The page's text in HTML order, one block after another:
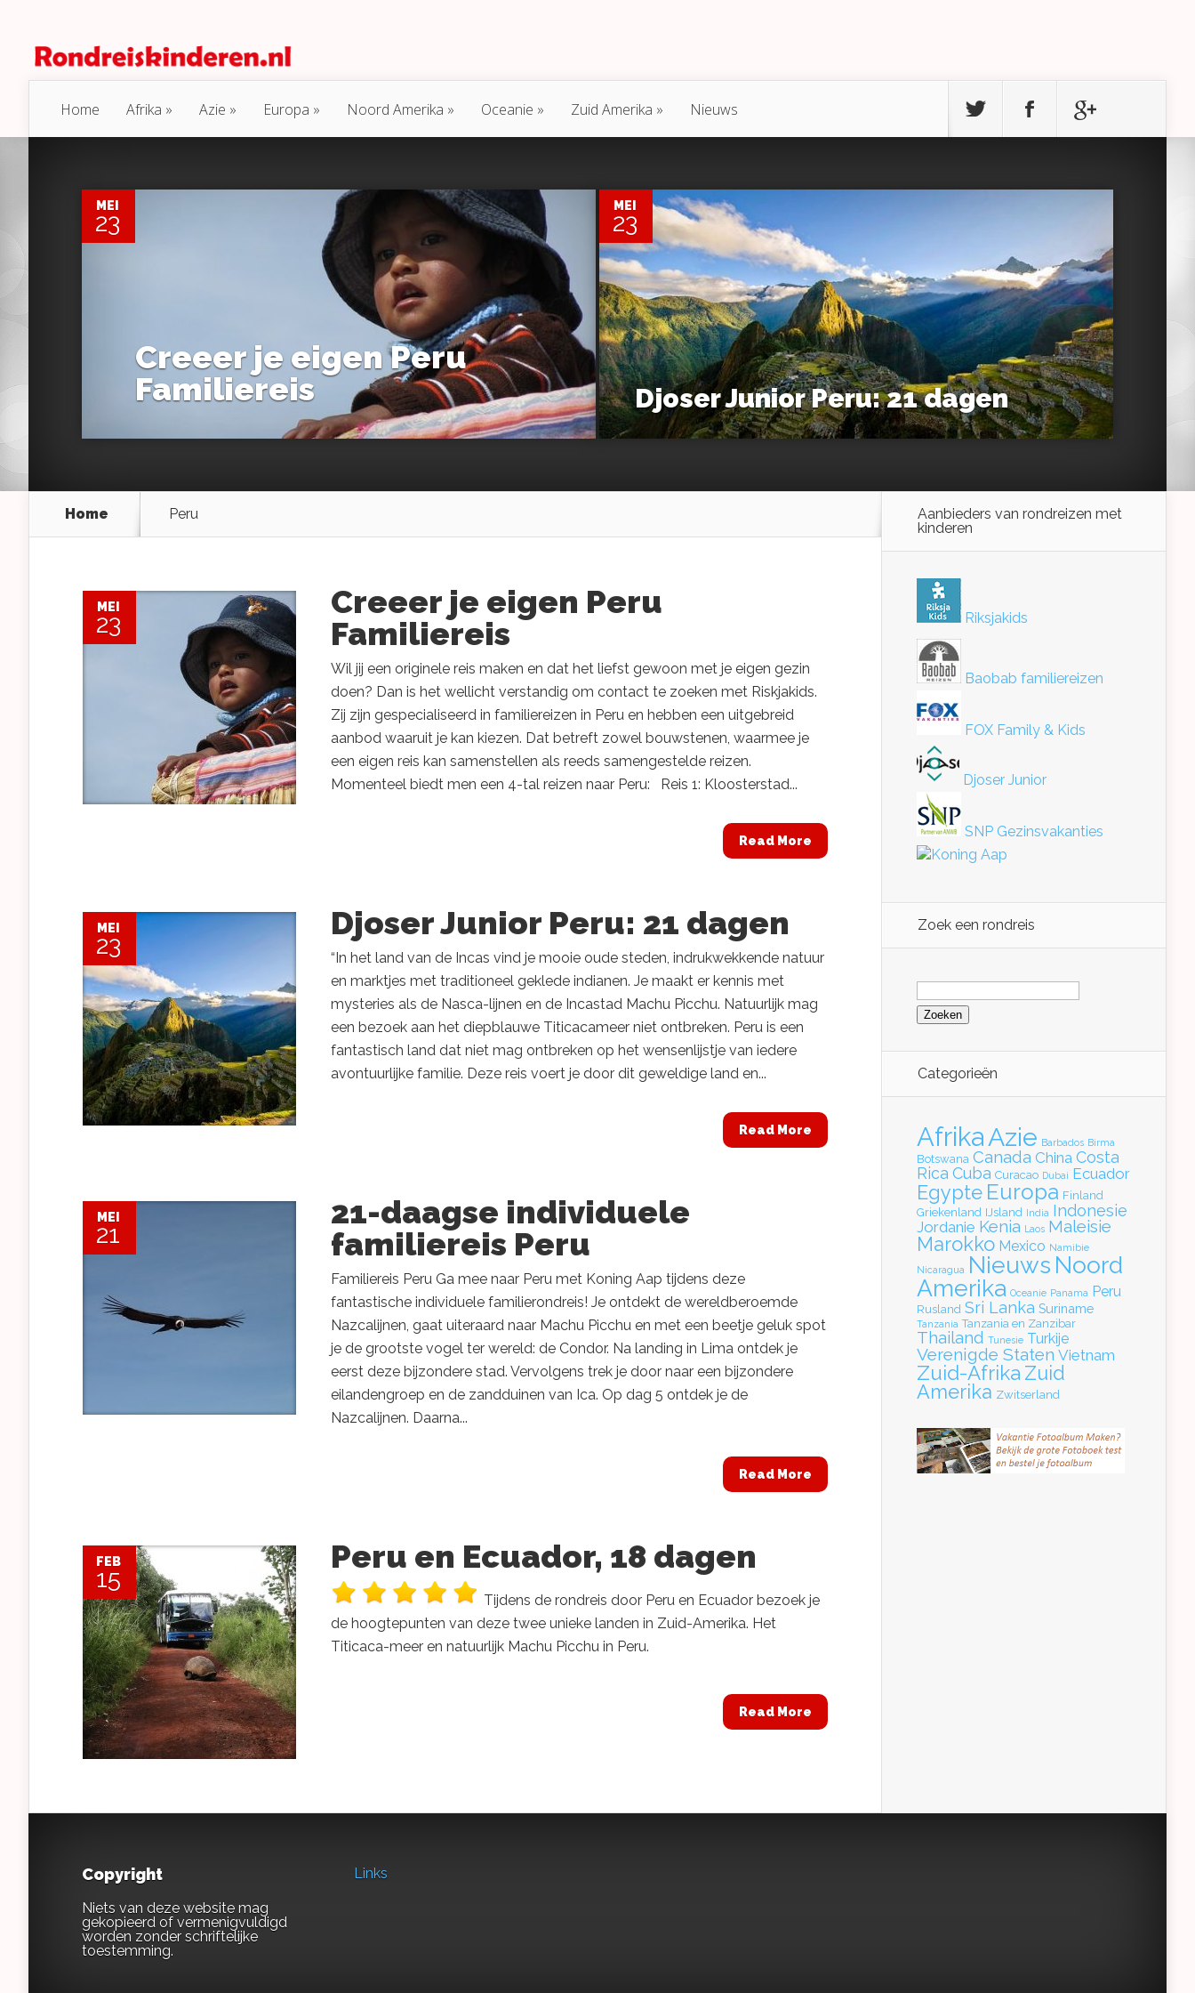
Home Afrika Azie Europa Noord Amerika Oceanie Zuid Amerika Nieuws
MEI
23
Creeer je eigen Peru
Familiereis
MEI
23
Djoser Junior Peru: 21 dagen
Home Peru
MEI
23
Creeer je eigen Peru
Familiereis
Wil jij een originele reis maken en dat het liefst gewoon met je eigen gezin
doen? Dan is het wellicht verstandig om contact te zoeken met Riskjakids.
Zij zijn gespecialiseerd in familiereizen in Peru en hebben een uitgebreid
aanbod waaruit je kan kiezen. Dat betreft zowel bouwstenen, waarmee je
een eigen reis kan samenstellen als reeds samengestelde reizen.
Momenteel biedt men een 4-tal reizen naar Peru: Reis 1: Kloosterstad...
Read More
MEI
23
Djoser Junior Peru: 21 dagen
“In het land van de Incas vind je mooie oude steden, indrukwekkende natuur
en marktjes met traditioneel geklede indianen. Je maakt er kennis met
mysteries als de Nasca-lijnen en de Incastad Machu Picchu. Natuurlijk mag
een bezoek aan het diepblauwe Titicacameer niet ontbreken. Peru is een
fantastisch land dat niet mag ontbreken op het wensenlijstje van iedere
avontuurlijke familie. Deze reis voert je door dit geweldige land en...
Read More
MEI
21
21-daagse individuele
familiereis Peru
Familiereis Peru Ga mee naar Peru met Koning Aap tijdens deze
fantastische individuele familierondreis! Je ontdekt de wereldberoemde
Nazcalijnen, gaat uiteraard naar Machu Picchu en met een beetje geluk spot
je de grootste vogel ter wereld: de Condor. Na landing in Lima ontdek je
eerst deze bijzondere stad. Vervolgens trek je door naar een bijzondere
eilandengroep en de zandduinen van Ica. Op dag 5 ontdek je de
Nazcalijnen. Daarna...
Read More
FEB
15
Peru en Ecuador, 18 dagen
Tijdens de rondreis door Peru en Ecuador bezoek je
de hoogtepunten van deze twee unieke landen in Zuid-Amerika. Het
Titicaca-meer en natuurlijk Machu Picchu in Peru.
Read More
Aanbieders van rondreizen met
kinderen
Riksjakids
Baobab familiereizen
FOX Family & Kids
Djoser Junior
SNP Gezinsvakanties
Koning Aap
Zoek een rondreis
Zoeken
naar:
Categorieën
AfrikaAzie Barbados Birma
Botswana Canada China Costa
Rica Cuba Curacao Dubai Ecuador
Egypte Europa Finland
Griekenland IJsland India Indonesie
Jordanie Kenia Laos Maleisie
Marokko Mexico Namibie
Nicaragua Nieuws Noord
Amerika Oceanie Panama Peru
Rusland Sri Lanka Suriname
Tanzania Tanzania en Zanzibar
Thailand Tunesie Turkije
Verenigde Staten Vietnam
Zuid-Afrika Zuid
Amerika Zwitserland
Copyright
Niets van deze website mag
gekopieerd of vermenigvuldigd
worden zonder schriftelijke
toestemming.
Links